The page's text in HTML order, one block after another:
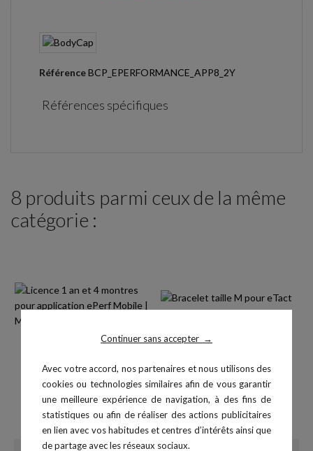
Continuer sans accepter →
Avec votre accord, nos partenaires et nous utilisons des
cookies ou technologies similaires afin de vous garantir
une meilleure expérience de navigation, à des fins de
statistiques ou afin de réaliser des actions publicitaires
en lien avec vos habitudes et centres d’intérêts ainsi que
de partage avec les réseaux sociaux.
RéférenceBCP_EPERFORMANCE_APP8_2Y
Références spécifiques
8 produits parmi ceux de la même
catégorie :
Licence 1 an et 4 montres
Prix
384,00 €
Bracelet taille M pour eTact
Prix
30,00 €